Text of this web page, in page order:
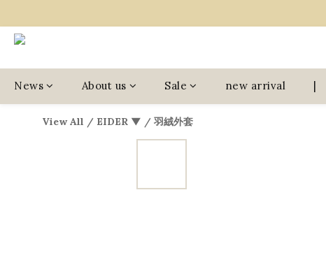
News About us Sale new arrival |
View All / EIDER ▼ / 羽絨外套